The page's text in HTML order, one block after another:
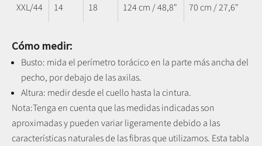
XXL/44 14 18 124 cm / 48,8" 70 cm / 27,6"
Cómo medir:
Busto: mida el perímetro torácico en la parte más ancha del
pecho, por debajo de las axilas.
Altura: medir desde el cuello hasta la cintura.
Nota:Tenga en cuenta que las medidas indicadas son
aproximadas y pueden variar ligeramente debido a las
características naturales de las fibras que utilizamos. Esta tabla